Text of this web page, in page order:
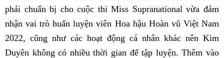
phải chuẩn bị cho cuộc thi Miss Supranational vừa đảm
nhận vai trò huấn luyện viên Hoa hậu Hoàn vũ Việt Nam
2022, cũng như các hoạt động cá nhân khác nên Kim
Duyên không có nhiều thời gian để tập luyện. Thêm vào